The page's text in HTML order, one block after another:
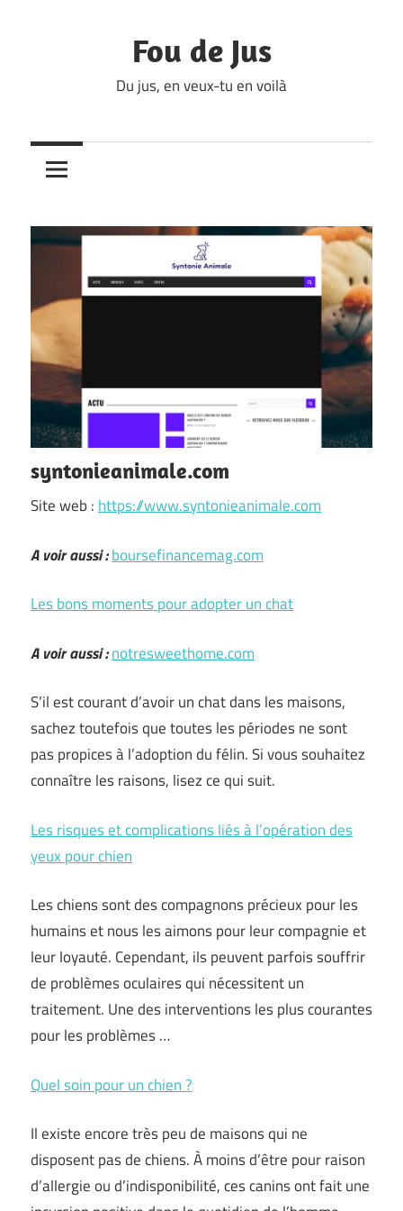
Fou de Jus
Du jus, en veux-tu en voilà
syntonieanimale.com
Site web : https://www.syntonieanimale.com
A voir aussi :boursefinancemag.com
Les bons moments pour adopter un chat
A voir aussi :notresweethome.com
S’il est courant d’avoir un chat dans les maisons,
sachez toutefois que toutes les périodes ne sont
pas propices à l’adoption du félin. Si vous souhaitez
connaître les raisons, lisez ce qui suit.
Les risques et complications liés à l’opération des
yeux pour chien
Les chiens sont des compagnons précieux pour les
humains et nous les aimons pour leur compagnie et
leur loyauté. Cependant, ils peuvent parfois souffrir
de problèmes oculaires qui nécessitent un
traitement. Une des interventions les plus courantes
pour les problèmes …
Quel soin pour un chien ?
Il existe encore très peu de maisons qui ne
disposent pas de chiens. À moins d’être pour raison
d’allergie ou d’indisponibilité, ces canins ont fait une